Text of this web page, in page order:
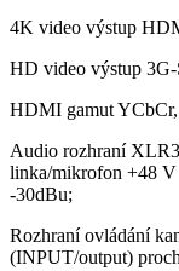
4K video výstup
HD video výstup
HDMI gamut
Audio rozhraní
linka/mikrofon +48
-30dBu;
Rozhraní ovládání
(INPUT/output)